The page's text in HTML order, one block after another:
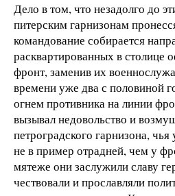
Дело в том, что незадолго до
питерским гарнизонам
командование собирается
расквартированных в столице
фронт, заменив их
времени уже два с половиной
огнем противника на линии
вызывал недовольство и
петроградского гарнизона,
не в пример отрадней, чем у
мятеже они заслужили славу
чествовали и прославляли